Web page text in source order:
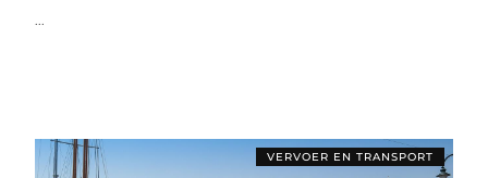
...
VERVOER EN TRANSPORT